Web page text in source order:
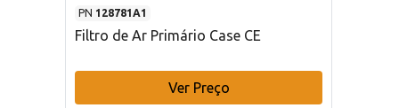
PN 128781A1
Filtro de Ar Primário Case CE
Ver Preço